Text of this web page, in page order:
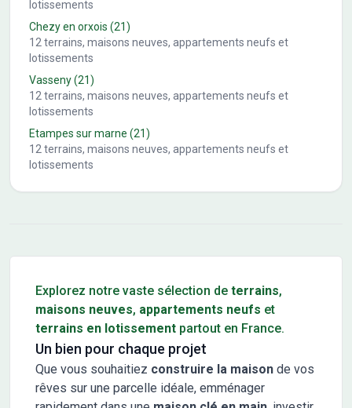
lotissements
Chezy en orxois (21)
12 terrains, maisons neuves, appartements neufs et
lotissements
Vasseny(21)
12 terrains, maisons neuves, appartements neufs et
lotissements
Etampes sur marne (21)
12 terrains, maisons neuves, appartements neufs et
lotissements
Explorez notre vaste sélection de terrains,
maisons neuves, appartements neufs et
terrains en lotissement partout en France.
Un bien pour chaque projet
Que vous souhaitiez construire la maison de vos
rêves sur une parcelle idéale, emménager